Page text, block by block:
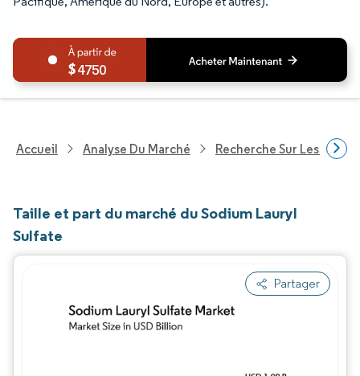
4750
Accueil Analyse Du Marché Recherche Sur Les
Taille et part du marché du Sodium Lauryl
Sulfate
Partager